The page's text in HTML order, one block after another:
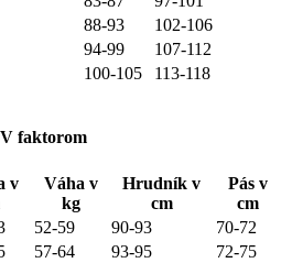
88-93
102-106
94-99
107-112
100-105 113-118
faktorom
v
Váha v
kg
Hrudník v
cm
Pás v
cm
52-59 90-93
70-72
57-64 93-95
72-75